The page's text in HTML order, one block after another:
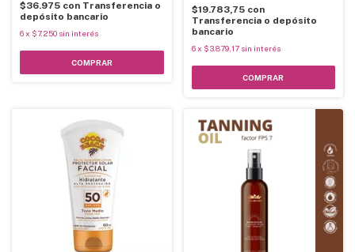
$36.975 con Transferencia o
depósito bancario
6x $7.250 sin interés
$19.783,75 con
Transferencia o depósito
bancario
6 x $3.879,17 sin interés